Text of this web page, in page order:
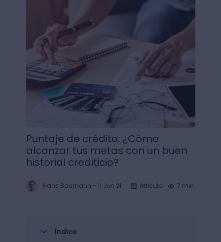
Puntaje de crédito: ¿Cómo
alcanzar tus metas con un buen
historial crediticio?
Hans Baumann - 11 Jun 21 Articulo 7 min.
Índice